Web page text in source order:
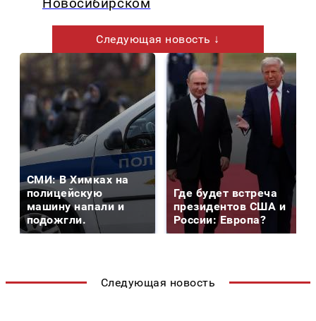
Новосибирском
Следующая новость ↓
СМИ: В Химках на
полицейскую
машину напали и
подожгли.
Где будет встреча
президентов США и
России: Европа?
Следующая новость